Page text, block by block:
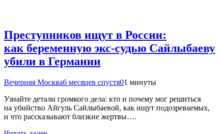
Преступников ищут в России:
как беременную экс-судью Сайлыбаеву
убили в Германии
Вечерняя Москва6 месяцев спустя01 минуты
Узнайте детали громкого дела: кто и почему мог решиться
на убийство Айгуль Сайлыбаевой, как ищут подозреваемых,
и что рассказывают близкие жертвы….